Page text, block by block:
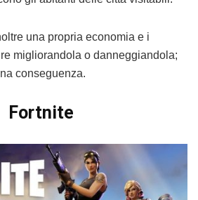
una propria economia e i
migliorandola o danneggiandola;
conseguenza.
Fortnite